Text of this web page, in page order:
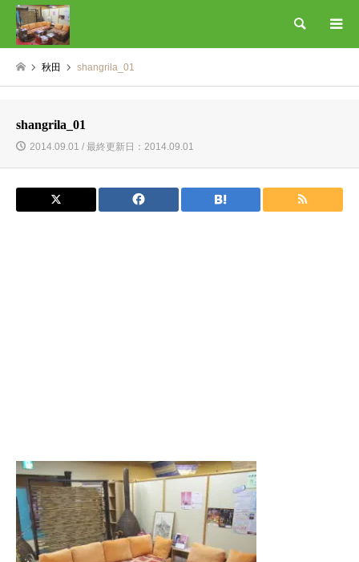
検索
秋田 shangrila_01
shangrila_01
2014.09.01 / 最終更新日：2014.09.01